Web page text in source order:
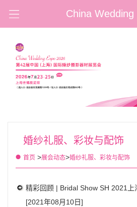
China Wedding
婚纱礼服、彩妆与配饰
首页 >展会动态>婚纱礼服、彩妆与配饰
精彩回顾 | Bridal Show SH 2021上
[2021年08月10日]